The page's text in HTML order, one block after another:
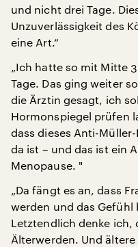
und nicht drei Tage.
Unzuverlässigkeit des
eine Art.“
„Ich hatte so mit Mitte
Tage. Das ging weiter
die Ärztin gesagt, ich
Hormonspiegel prüfen
dass dieses Anti-
da ist – und das ist ein
Menopause. "
„Da fängt es an, dass
werden und das Gefühl
Letztendlich denke ich,
Älterwerden. Und